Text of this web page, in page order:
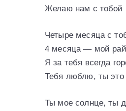
Желаю нам с тобой
Четыре месяца с
4 месяца — мой
Я за тебя всегда
Тебя люблю, ты это
Ты мое солнце, ты